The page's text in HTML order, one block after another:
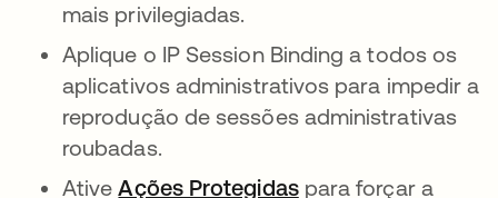
mais privilegiadas.
Aplique o IP Session Binding a todos os
aplicativos administrativos para impedir a
reprodução de sessões administrativas
roubadas.
AtiveAções Protegidaspara forçar a